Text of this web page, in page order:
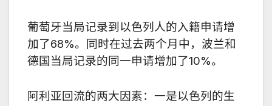
葡萄牙当局记录到以色列人的入籍申请增
加了68%。同时在过去两个月中，波兰和
德国当局记录的同一申请增加了10%。
阿利亚回流的两大因素：一是以色列的生